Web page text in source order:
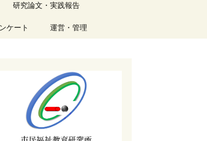
アーカイブ（１）
アーカイブ（４）
記事（151）～
アーカイブ（５）
記事（201）～
研究論文・実践報告
アーカイブ（１）
アーカイブ（３）
調査報告
アーカイブ（４）
実践報告
ケート 運営・管理